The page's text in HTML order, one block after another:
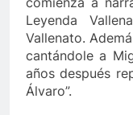
Leyenda
Vallenato.
cantándole a
años después
Álvaro”.